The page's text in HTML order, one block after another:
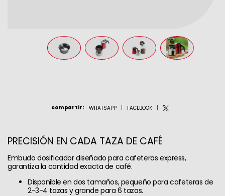
compartir: WHATSAPP FACEBOOK
PRECISIÓN EN CADA TAZA DE CAFÉ
Embudo dosificador diseñado para cafeteras express,
garantiza la cantidad exacta de café.
Disponible en dos tamaños, pequeño para cafeteras de
2-3-4 tazas y grande para 6 tazas.